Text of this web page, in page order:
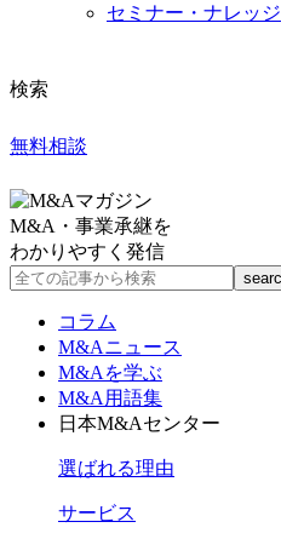
セミナー・ナレッジ
検索
無料相談
M&A・事業承継を
わかりやすく発信
コラム
M&Aニュース
M&Aを学ぶ
M&A用語集
日本M&Aセンター
選ばれる理由
サービス